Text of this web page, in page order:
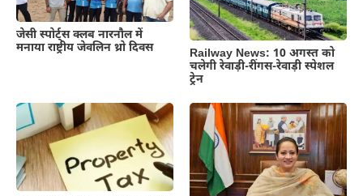
जेसी स्पोर्ट्स क्लब नारनौल में
मनाया राष्ट्रीय जेवलिन थ्रो दिवस
Railway News: 10 अगस्त को
चलेगी रेवाड़ी-रींगस-रेवाड़ी स्पेशल
ट्रेन